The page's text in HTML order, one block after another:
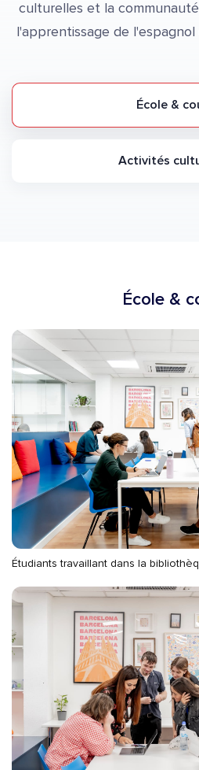
culturelles et la
l'apprentissage de
École &
Activités
École &
Étudiants travaillant dans la